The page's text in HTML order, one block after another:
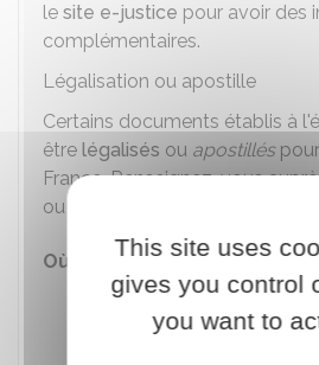
le site e-justice pour avoir des
complémentaires.
Légalisation ou apostille
Certains documents établis à
être légalisés ou apostillés
France. Renseignez-vous
ou au consulat du pays
Où s'adresser ?
Ambassade ou
France
This site uses
gives you control
you want to